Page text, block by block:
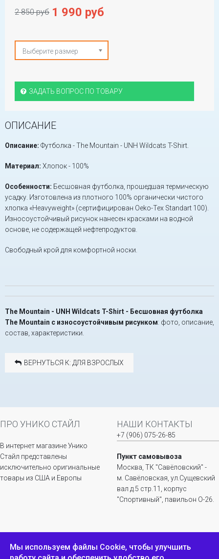
2 850 руб 1 990 руб
Выберите размер
ЗАДАТЬ ВОПРОС ПО ТОВАРУ
ОПИСАНИЕ
Описание: Футболка - The Mountain - UNH Wildcats T-Shirt.
Материал: Хлопок - 100%
Особенности: Бесшовная футболка, прошедшая термическую
усадку. Изготовлена из плотного 100% органически чистого
хлопка «Heavyweight» (сертифицирован Oeko-Tex Standart 100).
Износоустойчивый рисунок нанесен красками на водной
основе, не содержащей нефтепродуктов.
Свободный крой для комфортной носки.
The Mountain - UNH Wildcats T-Shirt - Бесшовная футболка
The Mountain с износоустойчивым рисунком: фото, описание,
состав, характеристики.
ВЕРНУТЬСЯ К: ДЛЯ ВЗРОСЛЫХ
ПРО УНИКО СТАЙЛ
В интернет магазине Унико
Стайл представлены
исключительно оригинальные
товары из США и Европы
НАШИ КОНТАКТЫ
+7 (906) 075-26-85
Пункт самовывоза
Москва, ТК "Савёловский" -
м. Савёловская, ул.Сущевский
вал д.5 стр.11, корпус
"Спортивный", павильон О-26.
ИНФОРМАЦИЯ ОБРАТНАЯ СВЯЗЬ
Мы используем файлы Сookie, чтобы улучшить